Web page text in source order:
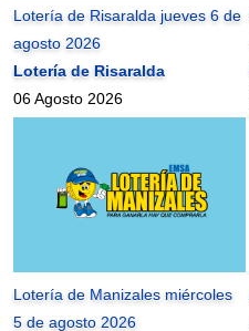
Lotería de Risaralda jueves 6 de
agosto 2026
Lotería de Risaralda
06 Agosto 2026
Lotería de Manizales miércoles
5 de agosto 2026